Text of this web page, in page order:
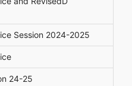
Session 2024-2025
24-25